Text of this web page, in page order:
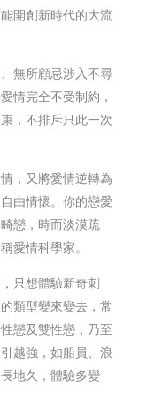
開創新時代的大流
無所顧忌涉入不尋
情完全不受制約，
，不排斥只此一次
，又將愛情逆轉為
由情懷。你的戀愛
戀，時而淡漠疏
愛情科學家。
只想體驗新奇刺
類型變來變去，常
戀及雙性戀，乃至
越強，如船員、浪
地久，體驗多變